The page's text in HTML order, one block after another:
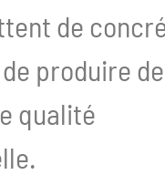
de
produire
qualité